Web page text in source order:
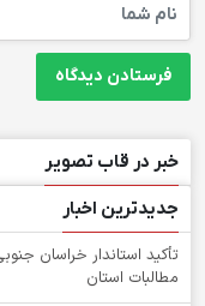
خبر در قاب تصویر
جدیدترین اخبار
تأکید استاندار خراسان
مطالبات استان